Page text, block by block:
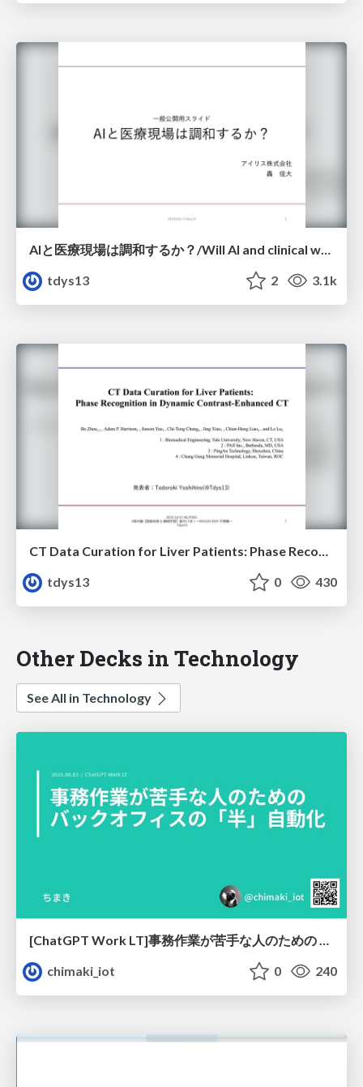
AIと医療現場は調和するか？/Will AI and clinical work in harmony?(published by tdys13)
tdys13
2 3.1k
CT Data Curation for Liver Patients: Phase Recognition in Dynamic Contrast-Enhanced CT
tdys13
0 430
Other Decks in Technology
See All in Technology
chimaki_iot
0 240